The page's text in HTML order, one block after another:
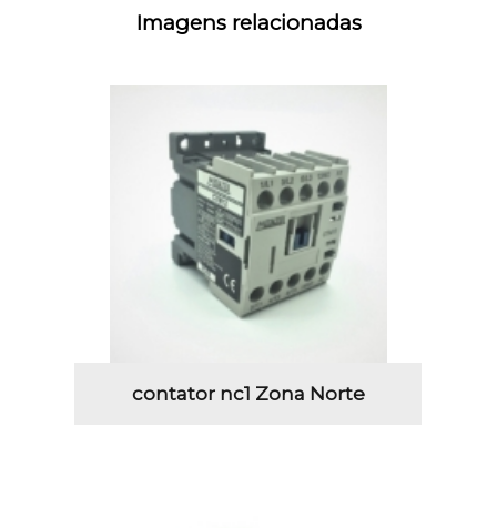
Imagens relacionadas
contator nc1 Zona Norte